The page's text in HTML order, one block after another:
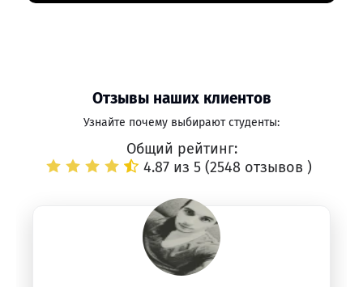
Отзывы наших клиентов
Узнайте почему выбирают студенты:
Общий рейтинг:
4.87 из 5 (2548 отзывов )